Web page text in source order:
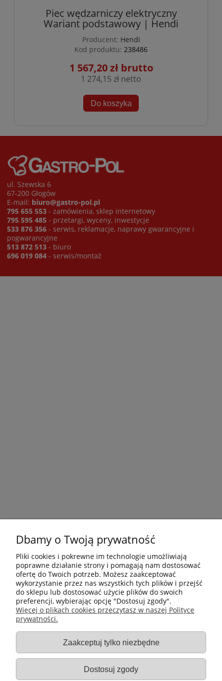
Piec wędzarniczy elektryczny
Wariant podstawowy | Hendi
Producent: Hendi
Kod produktu: 238486
1 567,20 zł
1 274,15 zł
Do koszyka
ul. Szewska 6
67-200 Głogów
E-mail: biuro@gastro-pol.pl
795 655 553 - zamówienia, sklep internetowy
795 595 485 - przetargi, wyceny, inwestycje
533 876 356 - serwis, reklamacje, naprawy gwarancyjne i
pogwarancyjne
513 872 513 - biuro
696 019 084 - serwis/montaż
Płatności i dostawa
Gastro-Pol
Moje konto
Dbamy o Twoją prywatność
Pliki cookies i pokrewne im technologie umożliwiają
poprawne działanie strony i pomagają nam dostosować
ofertę do Twoich potrzeb. Możesz zaakceptować
wykorzystanie przez nas wszystkich tych plików i przejść
do sklepu lub dostosować użycie plików do swoich
preferencji, wybierając opcję "Dostosuj zgody".
Więcej o plikach cookies przeczytasz w naszej Polityce
prywatności.
Zaakceptuj tylko niezbędne
Dostosuj zgody